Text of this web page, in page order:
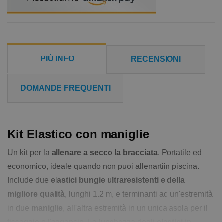
PIÙ INFO RECENSIONI
DOMANDE FREQUENTI
Kit Elastico con maniglie
Un kit per la allenare a secco la bracciata. Portatile ed
economico, ideale quando non puoi allenartiin piscina.
Include due elastici bungie ultraresistenti e della
migliore qualità, lunghi 1.2 m, e terminanti ad un'estremità
in due maniglie
, all'altra estremità in un unica asola per il